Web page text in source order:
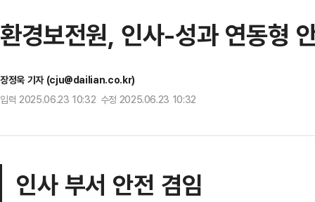
환경보전원, 인사-성과 연동형
장정욱 기자 (cju@dailian.co.kr)
입력 2025.06.23 10:32 수정 2025.06.23 10:32
인사 부서 안전 겸임